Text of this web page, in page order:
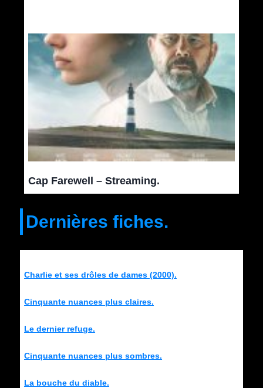
Cap Farewell – Streaming.
Dernières fiches.
Charlie et ses drôles de dames (2000).
Cinquante nuances plus claires.
Le dernier refuge.
Cinquante nuances plus sombres.
La bouche du diable.